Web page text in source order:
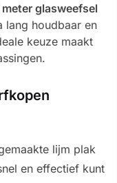
glasweefsel
lang houdbaar en
keuze maakt
lijm plak
en effectief kunt